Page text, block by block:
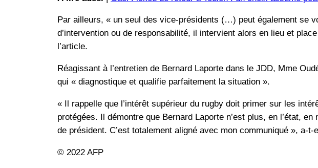
Par ailleurs, « un seul des vice-présidents (…) peut également se
d’intervention ou de responsabilité, il intervient alors en lieu et
l’article.
Réagissant à l’entretien de Bernard Laporte dans le JDD, Mme
qui « diagnostique et qualifie parfaitement la situation ».
« Il rappelle que l’intérêt supérieur du rugby doit primer sur les
protégées. Il démontre que Bernard Laporte n’est plus, en l’état,
de président. C’est totalement aligné avec mon communiqué », a-t-
© 2022 AFP